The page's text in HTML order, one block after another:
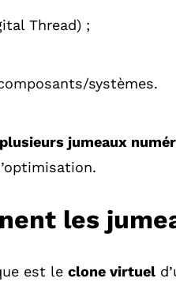
Thread) ;
systèmes.
plusieurs jumeaux
les
est le clone virtuel